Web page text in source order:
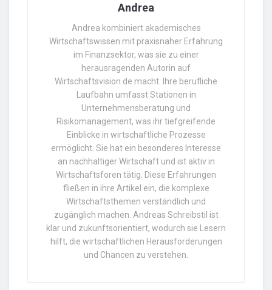
Andrea
Andrea kombiniert akademisches
Wirtschaftswissen mit praxisnaher Erfahrung
im Finanzsektor, was sie zu einer
herausragenden Autorin auf
Wirtschaftsvision.de macht. Ihre berufliche
Laufbahn umfasst Stationen in
Unternehmensberatung und
Risikomanagement, was ihr tiefgreifende
Einblicke in wirtschaftliche Prozesse
ermöglicht. Sie hat ein besonderes Interesse
an nachhaltiger Wirtschaft und ist aktiv in
Wirtschaftsforen tätig. Diese Erfahrungen
fließen in ihre Artikel ein, die komplexe
Wirtschaftsthemen verständlich und
zugänglich machen. Andreas Schreibstil ist
klar und zukunftsorientiert, wodurch sie Lesern
hilft, die wirtschaftlichen Herausforderungen
und Chancen zu verstehen.